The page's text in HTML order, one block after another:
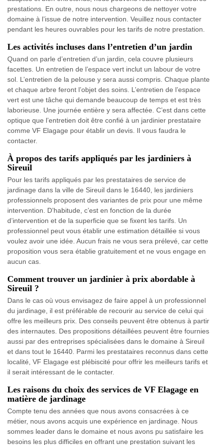
prestations. En outre, nous nous chargeons de nettoyer votre
domaine à l’issue de notre intervention. Veuillez nous contacter
pendant les heures ouvrables pour les tarifs de notre prestation.
Les activités incluses dans l’entretien d’un jardin
Quand on parle d’entretien d’un jardin, cela couvre plusieurs
facettes. Un entretien de l’espace vert inclut un labour de votre
sol. L’entretien de la pelouse y sera aussi compris. Chaque plante
et chaque arbre feront l’objet des soins. L’entretien de l’espace
vert est une tâche qui demande beaucoup de temps et est très
laborieuse. Une journée entière y sera affectée. C’est dans cette
optique que l’entretien doit être confié à un jardinier prestataire
comme VF Elagage pour établir un devis. Il vous faudra le
contacter.
À propos des tarifs appliqués par les jardiniers à
Sireuil
Pour les tarifs appliqués par les prestataires de service de
jardinage dans la ville de Sireuil dans le 16440, les jardiniers
professionnels proposent des variantes de prix pour une même
intervention. D’habitude, c’est en fonction de la durée
d’intervention et de la superficie que se fixent les tarifs. Un
professionnel peut vous établir une estimation détaillée si vous
voulez avoir une idée. Aucun frais ne vous sera prélevé, car cette
proposition vous sera établie gratuitement et ne vous engage en
aucun cas.
Comment trouver un jardinier à prix abordable à
Sireuil ?
Dans le cas où vous envisagez de faire appel à un professionnel
du jardinage, il est préférable de recourir au service de celui qui
offre les meilleurs prix. Des conseils peuvent être obtenus à partir
des internautes. Des propositions détaillées peuvent être fournies
aussi par des entreprises spécialisées dans le domaine à Sireuil
et dans tout le 16440. Parmi les prestataires reconnus dans cette
localité, VF Elagage est plébiscité pour offrir les meilleurs tarifs et
il serait intéressant de le contacter.
Les raisons du choix des services de VF Elagage en
matière de jardinage
Compte tenu des années que nous avons consacrées à ce
métier, nous avons acquis une expérience en jardinage. Nous
sommes leader dans le domaine et nous avons pu satisfaire les
besoins les plus difficiles en offrant une prestation suivant les